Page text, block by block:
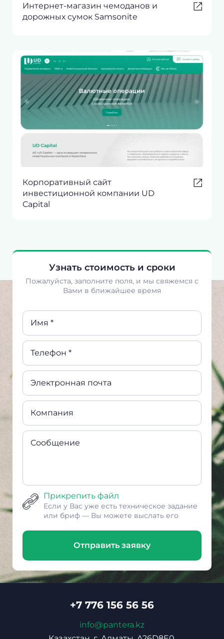
Интернет-магазин чемоданов и
дорожных сумок Samsonite
Корпоративный сайт
инвестиционной компании UD
Capital
Узнать стоимость и сроки
Пожалуйста, заполните поля, и мы свяжемся с
Вами в ближайшее время
Имя *
Телефон *
Электронная почта
Компания
Сообщение
Прикрепить файл
Если у Вас уже есть техническое задание
или бриф — Вы можете выслать его
Отправить заявку
+7 776 156 56 56
info@pantera.kz